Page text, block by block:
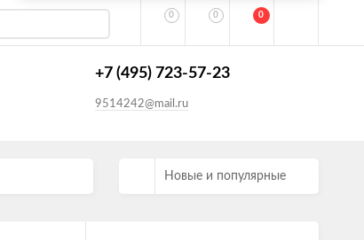
0 0 0
+7 (495) 723-57-23
9514242@mail.ru
Новые и популярные